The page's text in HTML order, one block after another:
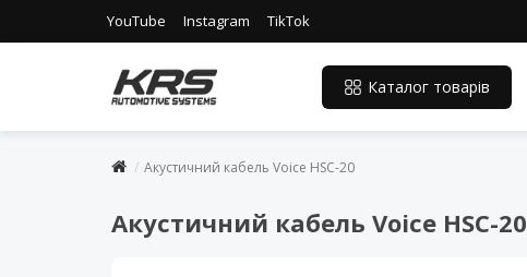
YouTube Instagram TikTok
Каталог товарів
Акустичний кабель Voice HSC-20
Акустичний кабель Voice HSC-20